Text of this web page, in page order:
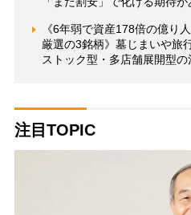
《6年弱で資産178倍の億り
厳選の3銘柄》墓じまいや旅
ストック型・多店舗展開型の
注目TOPIC